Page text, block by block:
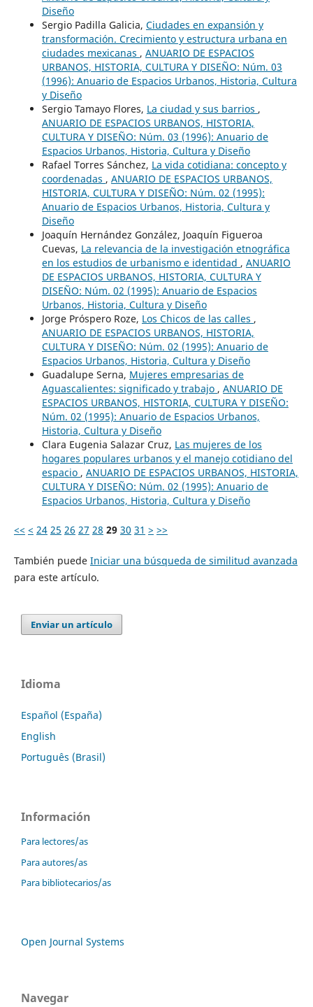
Diseño
Sergio Padilla Galicia, Ciudades en expansión y
transformación. Crecimiento y estructura urbana en
ciudades mexicanas , ANUARIO DE ESPACIOS
URBANOS, HISTORIA, CULTURA Y DISEÑO: Núm. 03
(1996): Anuario de Espacios Urbanos, Historia, Cultura
y Diseño
Sergio Tamayo Flores, La ciudad y sus barrios ,
ANUARIO DE ESPACIOS URBANOS, HISTORIA,
CULTURA Y DISEÑO: Núm. 03 (1996): Anuario de
Espacios Urbanos, Historia, Cultura y Diseño
Rafael Torres Sánchez, La vida cotidiana: concepto y
coordenadas , ANUARIO DE ESPACIOS URBANOS,
HISTORIA, CULTURA Y DISEÑO: Núm. 02 (1995):
Anuario de Espacios Urbanos, Historia, Cultura y
Diseño
Joaquín Hernández González, Joaquín Figueroa
Cuevas, La relevancia de la investigación etnográfica
en los estudios de urbanismo e identidad , ANUARIO
DE ESPACIOS URBANOS, HISTORIA, CULTURA Y
DISEÑO: Núm. 02 (1995): Anuario de Espacios
Urbanos, Historia, Cultura y Diseño
Jorge Próspero Roze, Los Chicos de las calles ,
ANUARIO DE ESPACIOS URBANOS, HISTORIA,
CULTURA Y DISEÑO: Núm. 02 (1995): Anuario de
Espacios Urbanos, Historia, Cultura y Diseño
Guadalupe Serna, Mujeres empresarias de
Aguascalientes: significado y trabajo , ANUARIO DE
ESPACIOS URBANOS, HISTORIA, CULTURA Y DISEÑO:
Núm. 02 (1995): Anuario de Espacios Urbanos,
Historia, Cultura y Diseño
Clara Eugenia Salazar Cruz, Las mujeres de los
hogares populares urbanos y el manejo cotidiano del
espacio , ANUARIO DE ESPACIOS URBANOS, HISTORIA,
CULTURA Y DISEÑO: Núm. 02 (1995): Anuario de
Espacios Urbanos, Historia, Cultura y Diseño
<< < 24 25 26 27 28 29 30 31 > >>
También puede Iniciar una búsqueda de similitud avanzada
para este artículo.
Enviar un artículo
Idioma
Español (España)
English
Português (Brasil)
Información
Para lectores/as
Para autores/as
Para bibliotecarios/as
Open Journal Systems
Navegar